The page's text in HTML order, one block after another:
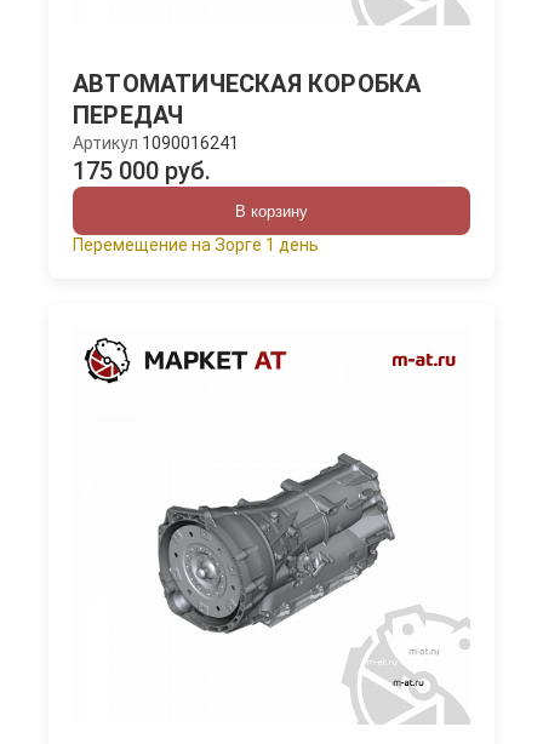
АВТОМАТИЧЕСКАЯ КОРОБКА
ПЕРЕДАЧ
Артикул 1090016241
175 000 руб.
В корзину
Перемещение на Зорге 1 день